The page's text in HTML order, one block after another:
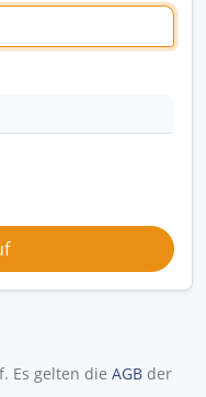
Es gelten die AGB der